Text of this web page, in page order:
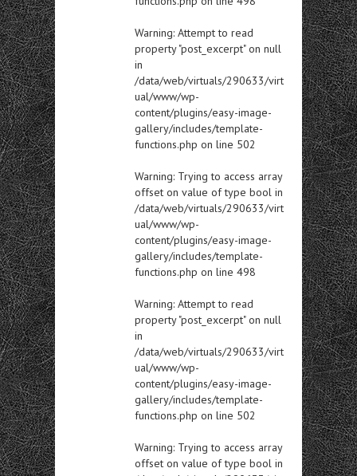
Warning: Attempt to read
property "post_excerpt" on null
in
/data/web/virtuals/290633/virt
ual/www/wp-
content/plugins/easy-image-
gallery/includes/template-
functions.php on line 502
Warning: Trying to access array
offset on value of type bool in
/data/web/virtuals/290633/virt
ual/www/wp-
content/plugins/easy-image-
gallery/includes/template-
functions.php on line 498
Warning: Attempt to read
property "post_excerpt" on null
in
/data/web/virtuals/290633/virt
ual/www/wp-
content/plugins/easy-image-
gallery/includes/template-
functions.php on line 502
Warning: Trying to access array
offset on value of type bool in